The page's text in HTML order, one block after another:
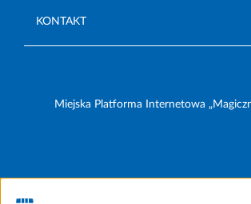
KONTAKT
Miejska Platforma Internetowa